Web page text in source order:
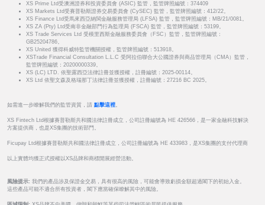
XS Prime Ltd受澳洲證券和投資委員會 (ASIC) 監管，監管牌照編號：374409
XS Markets Ltd受賽普勒斯證券交易委員會 (CySEC) 監管，監管牌照編號：412/22。
XS Finance Ltd受馬來西亞納閩金融服務管理局 (LFSA) 監管，監管牌照編號：MB/21/0081。
XS ZA (Pty) Ltd受南非金融部門行為監理局 (FSCA) 監管，監管牌照編號：53199。
XS Trade Services Ltd 受模里西斯金融服務委員會（FSC）監管，監管牌照編號：
GB25204786。
XS United 獲得科威特監管機關授權，監管牌照編號：513918。
XSTrade Financial Consultation L.L.C 受阿拉伯聯合大公國證券與商品管理局（CMA）監管，
監管牌照編號：20200000339。
XS (LC) LTD. 依聖露西亞法律註冊並獲授權，註冊編號：2025-00114。
XS Ltd 依聖文森及格瑞那丁法律註冊並獲授權，註冊編號：27216 BC 2025。
如需進一步瞭解我們的監管資質，請 點擊這裡。
XS Fintech Ltd根據賽普勒斯共和國法律註冊成立，公司註冊編號為 HE 426566，是一家金融科技解決
方案提供商，也是XS集團的技術部門。
Ficupay Ltd根據賽普勒斯共和國法律註冊成立，公司註冊編號為 HE 433983，是XS集團的支付代理商
以上實體均獲正式授權以XS品牌和商標開展經營活動。
風險提示: 我們的產品涉及保證金交易，具有很高的風險，可能會導致虧損金額超過閣下的初始入金。
這些產品可能不適合所有投資者，閣下應當確保瞭解其中的風險。